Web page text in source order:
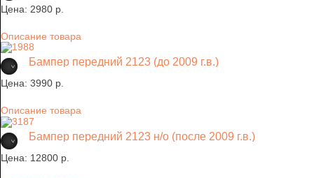
Цена: 2980 p.
Описание товара
Бампер передний 2123 (до 2009 г.в.)
Цена: 3990 p.
Описание товара
Бампер передний 2123 н/о (после 2009 г.в.)
Цена: 12800 p.